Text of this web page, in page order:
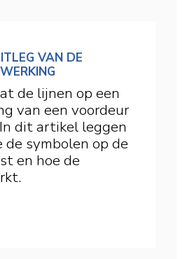
VAN DE
de lijnen op een
van een voordeur
dit artikel leggen
symbolen op de
en hoe de